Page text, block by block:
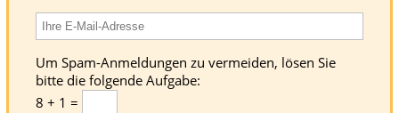
Um Spam-Anmeldungen zu vermeiden, lösen Sie
bitte die folgende Aufgabe:
8 + 1 =